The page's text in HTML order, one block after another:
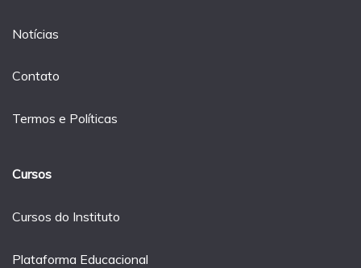
Notícias
Contato
Termos e Políticas
Cursos
Cursos do Instituto
Plataforma Educacional